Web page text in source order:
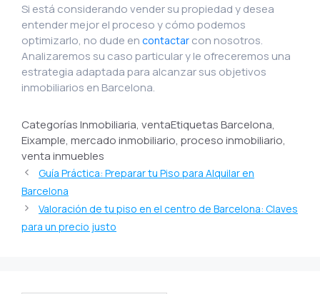
Si está considerando vender su propiedad y desea
entender mejor el proceso y cómo podemos
optimizarlo, no dude en contactar con nosotros.
Analizaremos su caso particular y le ofreceremos una
estrategia adaptada para alcanzar sus objetivos
inmobiliarios en Barcelona.
Categorías Inmobiliaria, ventaEtiquetas Barcelona,
Eixample, mercado inmobiliario, proceso inmobiliario,
venta inmuebles
Guía Práctica: Preparar tu Piso para Alquilar en
Barcelona
Valoración de tu piso en el centro de Barcelona: Claves
para un precio justo